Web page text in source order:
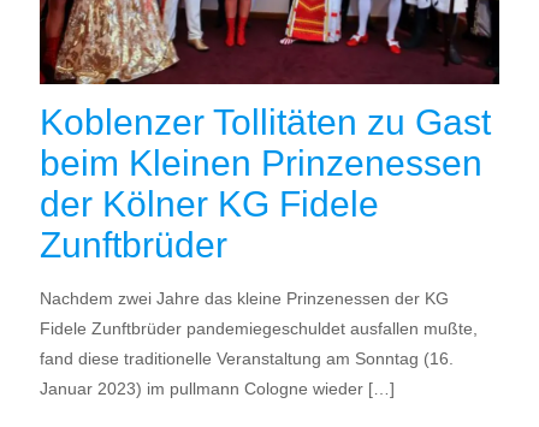
Koblenzer Tollitäten zu Gast
beim Kleinen Prinzenessen
der Kölner KG Fidele
Zunftbrüder
Nachdem zwei Jahre das kleine Prinzenessen der KG
Fidele Zunftbrüder pandemiegeschuldet ausfallen mußte,
fand diese traditionelle Veranstaltung am Sonntag (16.
Januar 2023) im pullmann Cologne wieder […]